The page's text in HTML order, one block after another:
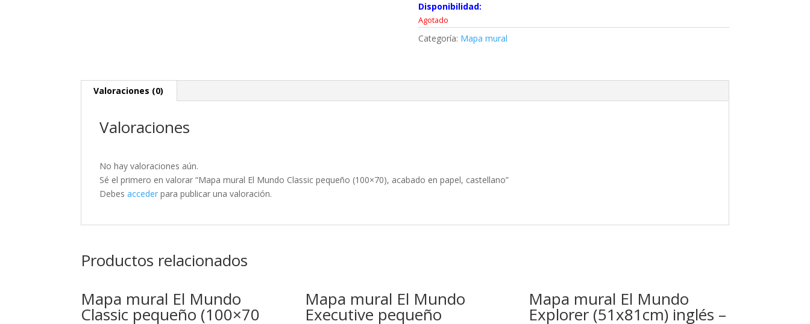
Disponibilidad:
Agotado
Categoría: Mapa mural
Valoraciones (0)
Valoraciones
No hay valoraciones aún.
Sé el primero en valorar “Mapa mural El Mundo Classic pequeño (100×70), acabado en papel, castellano”
Debesacceder para publicar una valoración.
Productos relacionados
Mapa mural El Mundo
Classic pequeño (100×70
Mapa mural El Mundo
Executive pequeño
Mapa mural El Mundo
Explorer (51x81cm) inglés –